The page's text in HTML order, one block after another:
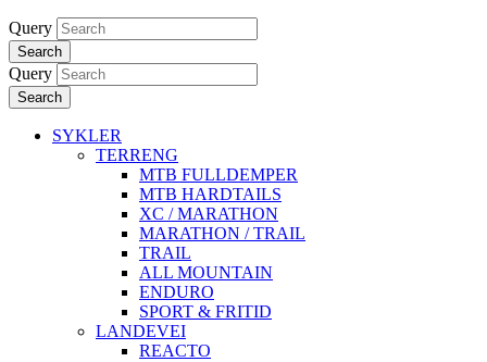
Query
Search
Query
Search
SYKLER
TERRENG
MTB FULLDEMPER
MTB HARDTAILS
XC / MARATHON
MARATHON / TRAIL
TRAIL
ALL MOUNTAIN
ENDURO
SPORT & FRITID
LANDEVEI
REACTO